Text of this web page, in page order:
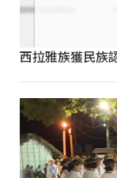
西拉雅族獲民族